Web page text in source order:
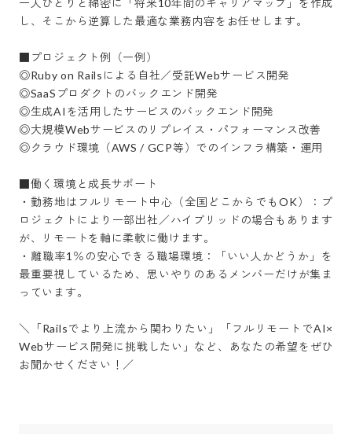
し、そこから逆算した最適な業務内容をお任せします。
■プロジェクト例（一例）
◎Ruby on Railsによる自社／受託Webサービス開発
◎SaaSプロダクトのバックエンド開発
◎生成AIを活用したサービスのバックエンド開発
◎大規模Webサービスのリプレイス・パフォーマンス改善
◎クラウド環境（AWS / GCP等）でのインフラ構築・運用
■働く環境と成長サポート
・勤務地はフルリモート中心（全国どこからでもOK）：プ
ロジェクトにより一部出社／ハイブリッドの場合もあります
が、リモートを軸に柔軟に働けます。
・離職率1％の安心できる職場環境：「いい人かどうか」を
最重要視しているため、思いやりのあるメンバーだけが集ま
っています。
＼「Railsでより上流から関わりたい」「フルリモートでAI×
Webサービス開発に挑戦したい」など、あなたの希望をぜひ
お聞かせください！／